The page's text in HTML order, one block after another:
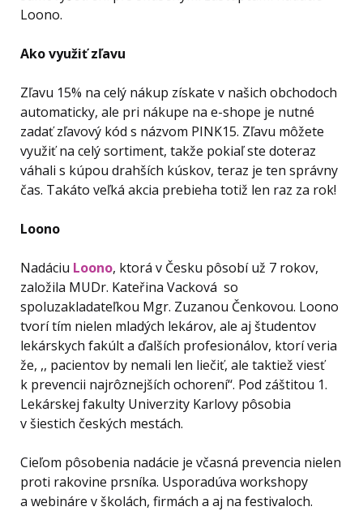
Loono.
Ako využiť zľavu
Zľavu 15% na celý nákup získate v našich obchodoch
automaticky, ale pri nákupe na e-shope je nutné
zadať zľavový kód s názvom PINK15. Zľavu môžete
využiť na celý sortiment, takže pokiaľ ste doteraz
váhali s kúpou drahších kúskov, teraz je ten správny
čas. Takáto veľká akcia prebieha totiž len raz za rok!
Loono
Nadáciu Loono, ktorá v Česku pôsobí už 7 rokov,
založila MUDr. Kateřina Vacková so
spoluzakladateľkou Mgr. Zuzanou Čenkovou. Loono
tvorí tím nielen mladých lekárov, ale aj študentov
lekárskych fakúlt a ďalších profesionálov, ktorí veria
že, ,, pacientov by nemali len liečiť, ale taktiež viesť
k prevencii najrôznejších ochorení‘‘. Pod záštitou 1.
Lekárskej fakulty Univerzity Karlovy pôsobia
v šiestich českých mestách.
Cieľom pôsobenia nadácie je včasná prevencia nielen
proti rakovine prsníka. Usporadúva workshopy
a webináre v školách, firmách a aj na festivaloch.